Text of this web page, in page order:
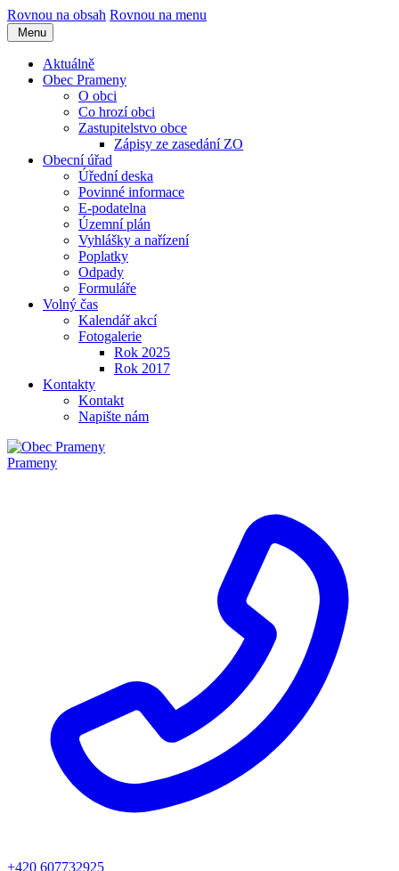
Rovnou na obsah Rovnou na menu
Menu
Aktuálně
Obec Prameny
O obci
Co hrozí obci
Zastupitelstvo obce
Zápisy ze zasedání ZO
Obecní úřad
Úřední deska
Povinné informace
E-podatelna
Územní plán
Vyhlášky a nařízení
Poplatky
Odpady
Formuláře
Volný čas
Kalendář akcí
Fotogalerie
Rok 2025
Rok 2017
Kontakty
Kontakt
Napište nám
Prameny
+420 607732925